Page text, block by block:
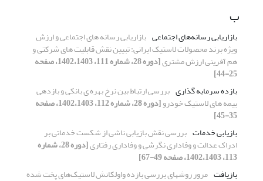
ب
بازاریابی رسانه‌های اجتماعی بازاریابی رسانه های اجتماعی و ارزش
ویژه برند محصولات لاستیک ایرانی: تبیین نقش قابلیت های شرکتی و
هم آفرینی ارزش مشتری [دوره 28، شماره 111، 1402،1403، صفحه
25-44]
بازده سرمایه گذاری بررسی ارتباط بین نرخ بهره ی بانکی و بازدهی
بیمه های لاستیک خودرو [دوره 28، شماره 112، 1402،1403، صفحه
35-45]
بازیابی خدمات بررسی نقش بازیابی ناشی از شکست خدماتی بر
ادراک عدالت و وفاداری نگرشی و وفاداری رفتاری [دوره 28، شماره
113، 1402،1403، صفحه 49-67]
بازیافت مرور روشهای بررسی بازده واولکانش لاستیک‌های پخت شده